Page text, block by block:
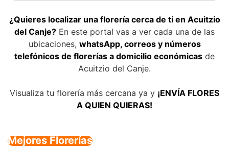
¿Quieres localizar una florería cerca de ti en Acuitzio
del Canje? En este portal vas a ver cada una de las
ubicaciones, whatsApp, correos y números
telefónicos de florerías a domicilio económicas de
Acuitzio del Canje.
Visualiza tu florería más cercana ya y ¡ENVÍA FLORES
A QUIEN QUIERAS!
Mejores Florerías